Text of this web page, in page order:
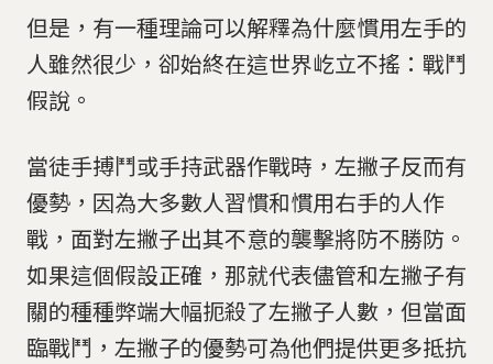
但是，有一種理論可以解釋為什麼慣用左手的
人雖然很少，卻始終在這世界屹立不搖：戰鬥
假說。
當徒手搏鬥或手持武器作戰時，左撇子反而有
優勢，因為大多數人習慣和慣用右手的人作
戰，面對左撇子出其不意的襲擊將防不勝防。
如果這個假設正確，那就代表儘管和左撇子有
關的種種弊端大幅扼殺了左撇子人數，但當面
臨戰鬥，左撇子的優勢可為他們提供更多抵抗